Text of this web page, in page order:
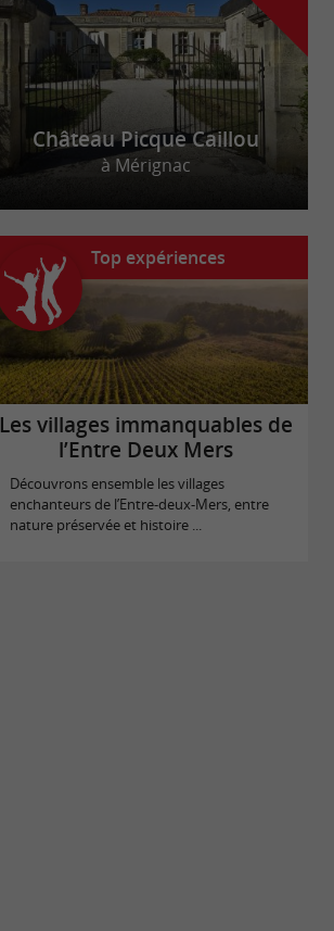
Château Picque Caillou
à Mérignac
Top expériences
Les villages immanquables de
l’Entre Deux Mers
Découvrons ensemble les villages
enchanteurs de l’Entre-deux-Mers, entre
nature préservée et histoire ...